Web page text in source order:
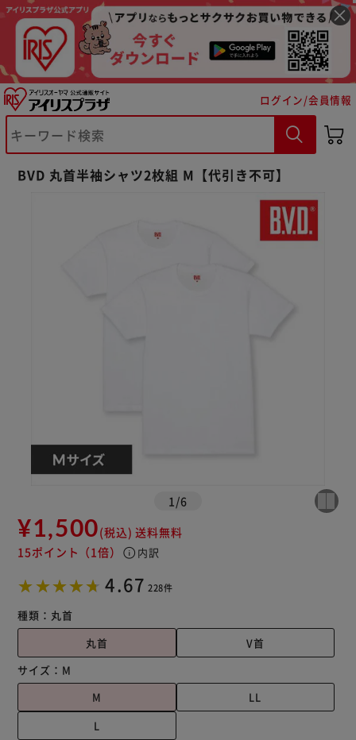
ログイン/会員情報
BVD 丸首半袖シャツ2枚組 M【代引き不可】
1 /6
¥1,500(税込) 送料無料
15ポイント （1倍） info 内訳
4.67 228件
種類： 丸首
丸首
V首
サイズ： M
M
LL
L
※ご確認ください
購入手続きへ